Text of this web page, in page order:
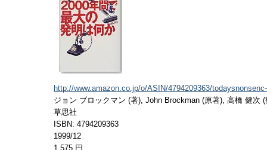
http://www.amazon.co.jp/o/ASIN/4794209363/
ジョン ブロックマン (著), John Brockman (原著), 高橋 健次 (
草思社
ISBN: 4794209363
1999/12
1,575 円